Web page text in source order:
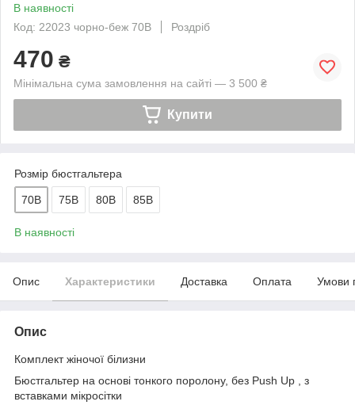
В наявності
Код: 22023 чорно-беж 70В
Роздріб
470 ₴
Мінімальна сума замовлення на сайті — 3 500 ₴
Купити
Розмір бюстгальтера
70B 75B 80B 85B
В наявності
Опис Характеристики Доставка Оплата Умови
Опис
Комплект жіночої білизни
Бюстгальтер на основі тонкого поролону, без Push Up , з
вставками мікросітки